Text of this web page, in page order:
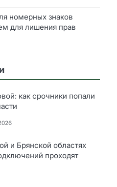
номерных знаков
для лишения прав
как срочники попали
и Брянской областях
проходят